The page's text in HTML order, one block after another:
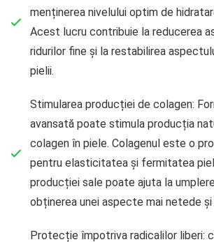
menținerea nivelului optim de
Acest lucru contribuie la reducerea
ridurilor fine și la restabilirea
pielii.
Stimularea producției de colagen:
avansată poate stimula producția
colagen în piele. Colagenul este o
pentru elasticitatea și fermitatea
producției sale poate ajuta la
obținerea unei aspecte mai netede și
Protecție împotriva radicalilor liberi: